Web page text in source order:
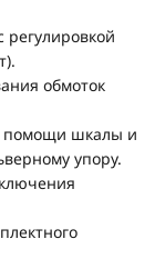
регулировкой
обмоток
помощи шкалы и
упору.